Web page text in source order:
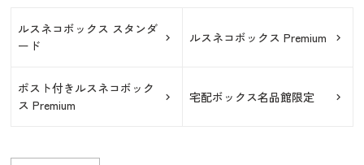
ルスネコボックス スタンダ
ード
ルスネコボックス Premium
ポスト付きルスネコボック
ス Premium
宅配ボックス名品館限定